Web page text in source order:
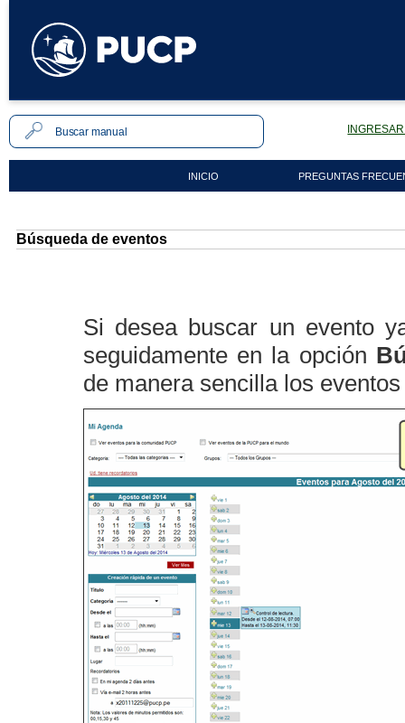
INICIO PREGUNTAS
Búsqueda de eventos
Si desea buscar un evento
seguidamente en la opción
de manera sencilla los